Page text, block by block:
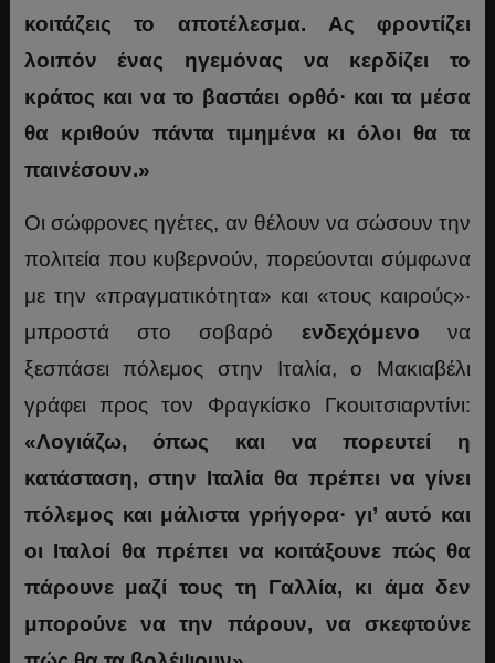
κοιτάζεις το αποτέλεσμα. Ας φροντίζει
λοιπόν ένας ηγεμόνας να κερδίζει το
κράτος και να το βαστάει ορθό· και τα μέσα
θα κριθούν πάντα τιμημένα κι όλοι θα τα
παινέσουν.»
Οι σώφρονες ηγέτες, αν θέλουν να σώσουν την
πολιτεία που κυβερνούν, πορεύονται σύμφωνα
με την «πραγματικότητα» και «τους καιρούς»·
μπροστά στο σοβαρό ενδεχόμενο να
ξεσπάσει πόλεμος στην Ιταλία, ο Μακιαβέλι
γράφει προς τον Φραγκίσκο Γκουιτσιαρντίνι:
«Λογιάζω, όπως και να πορευτεί η
κατάσταση, στην Ιταλία θα πρέπει να γίνει
πόλεμος και μάλιστα γρήγορα· γι’ αυτό και
οι Ιταλοί θα πρέπει να κοιτάξουνε πώς θα
πάρουνε μαζί τους τη Γαλλία, κι άμα δεν
μπορούνε να την πάρουν, να σκεφτούνε